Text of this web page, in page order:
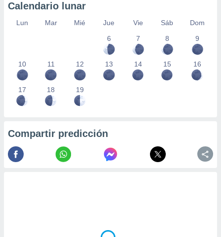
Calendario lunar
Lun Mar Mié Jue Vie Sáb
Dom
6
7 8 9
10 11 12 13 14 15 16
17 18 19
Compartir predicción